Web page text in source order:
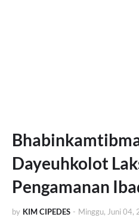
Dayeuhkolot
Pengamanan
by KIM CIPEDES - Minggu, Juni 04,